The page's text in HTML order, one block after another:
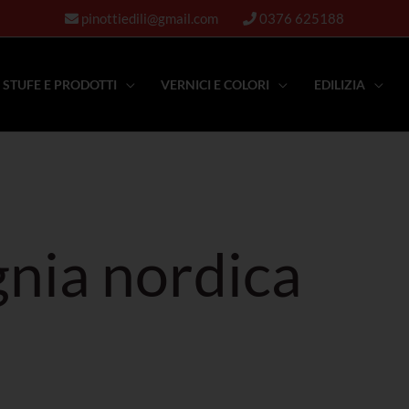
pinottiedili@gmail.com 0376 625188
STUFE E PRODOTTI VERNICI E COLORI EDILIZIA
nordica